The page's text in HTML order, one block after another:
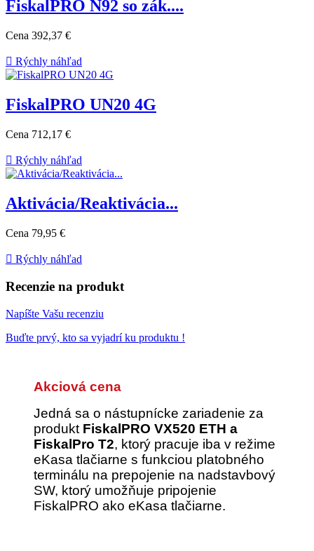
FiskalPRO N92 so zák....
Cena 392,37 €
 Rýchly náhľad
FiskalPRO UN20 4G
Cena 712,17 €
 Rýchly náhľad
Aktivácia/Reaktivácia...
Cena 79,95 €
 Rýchly náhľad
Recenzie na produkt
Napíšte Vašu recenziu
Buďte prvý, kto sa vyjadrí ku produktu !
Akciová cena
Jedná sa o nástupnícke zariadenie za
produkt FiskalPRO VX520 ETH a
FiskalPro T2, ktorý pracuje iba v režime
eKasa tlačiarne s funkciou platobného
terminálu na prepojenie na nadstavbový
SW, ktorý umožňuje pripojenie
FiskalPRO ako eKasa tlačiarne.